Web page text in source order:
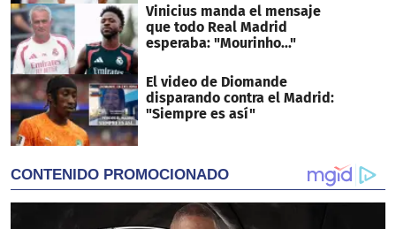
Vinicius manda el mensaje
que todo Real Madrid
esperaba: "Mourinho..."
El video de Diomande
disparando contra el Madrid:
"Siempre es así"